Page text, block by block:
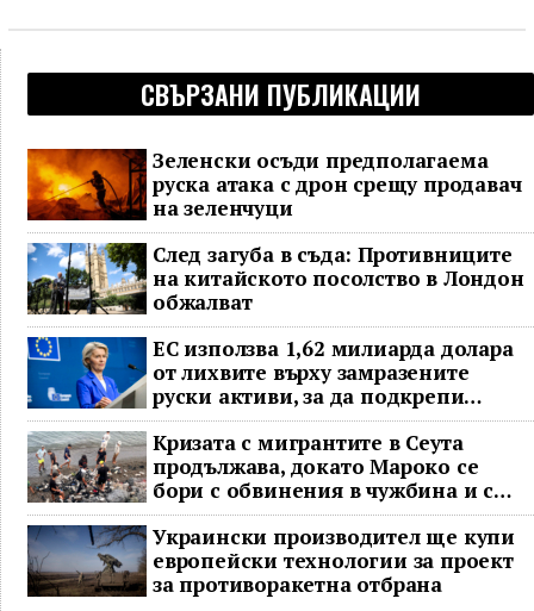
СВЪРЗАНИ ПУБЛИКАЦИИ
Зеленски осъди предполагаема
руска атака с дрон срещу продавач
на зеленчуци
След загуба в съда: Противниците
на китайското посолство в Лондон
обжалват
ЕС използва 1,62 милиарда долара
от лихвите върху замразените
руски активи, за да подкрепи
Украйна
Кризата с мигрантите в Сеута
продължава, докато Мароко се
бори с обвинения в чужбина и с
гнева у дома
Украински производител ще купи
европейски технологии за проект
за противоракетна отбрана